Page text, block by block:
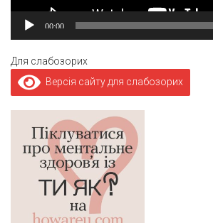
00:00
Для слабозорих
Версія сайту для слабозорих